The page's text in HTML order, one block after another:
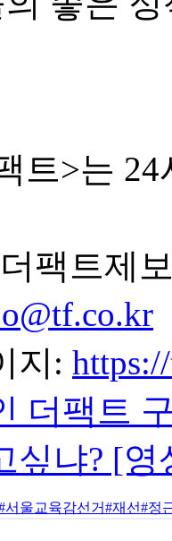
트>는
팩트제
지:
더팩트
싶냐? [
서울교육감선거#재선#정